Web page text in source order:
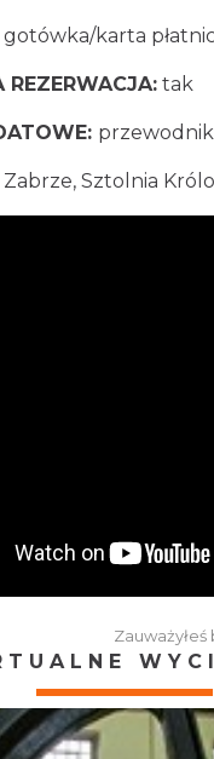
gotówka/karta
REZERWACJA: tak
Zabrze, Sztolnia
Zauważyłeś